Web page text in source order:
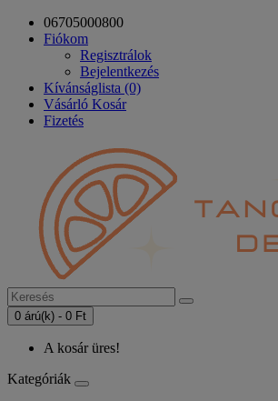
06705000800
Fiókom
Regisztrálok
Bejelentkezés
Kívánságlista (0)
Vásárló Kosár
Fizetés
0 árú(k) - 0 Ft
A kosár üres!
Kategóriák